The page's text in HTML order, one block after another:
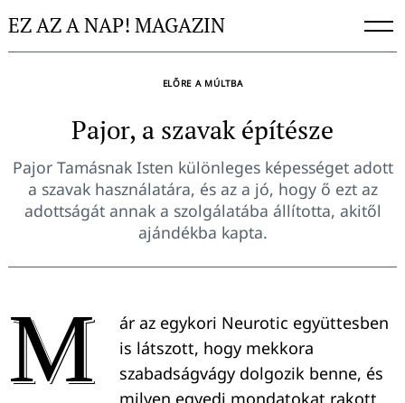
toEZ AZ A NAP! MAGAZIN
ELŐRE A MÚLTBA
Pajor, a szavak építésze
Pajor Tamásnak Isten különleges képességet adott
a szavak használatára, és az a jó, hogy ő ezt az
adottságát annak a szolgálatába állította, akitől
ajándékba kapta.
M
ár az egykori Neurotic együttesben
is látszott, hogy mekkora
szabadságvágy dolgozik benne, és
milyen egyedi mondatokat rakott